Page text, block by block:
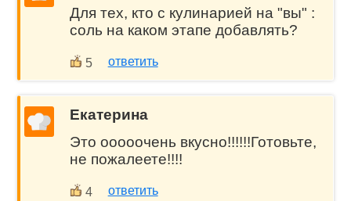
Для тех, кто с кулинарией на "вы" :
соль на каком этапе добавлять?
5 ответить
Екатерина
Это ооооочень вкусно!!!!!!Готовьте,
не пожалеете!!!!
4 ответить